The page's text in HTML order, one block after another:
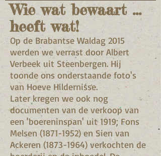
Wie wat bewaart ...
heeft wat!
Op de Brabantse Waldag 2015
werden we verrast door Albert
Verbeek uit Steenbergen. Hij
toonde ons onderstaande foto's
van Hoeve Hildernisse.
Later kregen we ook nog
documenten van de verkoop van
een 'boereninspan' uit 1919; Fons
Melsen (1871-1952) en Sien van
Ackeren (1873-1964) verkochten de